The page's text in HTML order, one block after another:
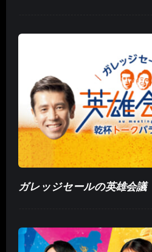
ガレッジセールの英雄会議